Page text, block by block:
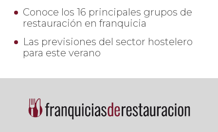
Conoce los 16 principales grupos de
restauración en franquicia
Las previsiones del sector hostelero
para este verano